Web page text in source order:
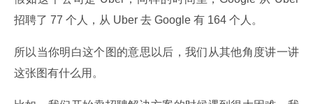
招聘了 77 个人，从 Uber 去 Google 有 164 个人。
所以当你明白这个图的意思以后，我们从其他角度讲一讲
这张图有什么用。